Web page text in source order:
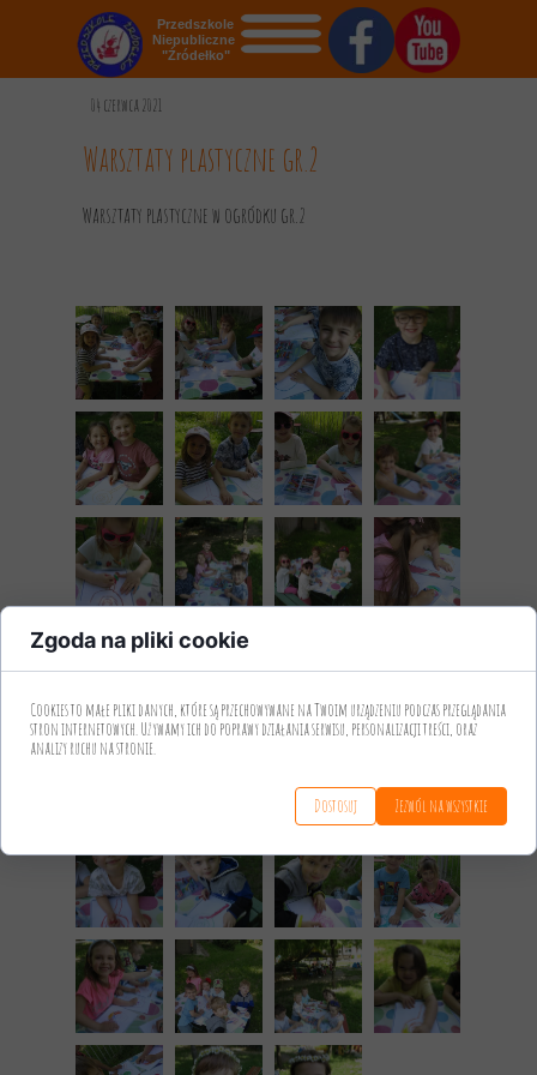
STRONA GŁÓWNA
REKRUTACJA
GALERIA
KONTAKT
DOKUMENTY
Przedszkole
Niepubliczne
"Źródełko"
04 czerwca 2021
Warsztaty plastyczne gr.2
Warsztaty plastyczne w ogródku gr.2
Zgoda na pliki cookie
Cookies to małe pliki danych, które są przechowywane na Twoim urządzeniu podczas przeglądania
stron internetowych. Używamy ich do poprawy działania serwisu, personalizacji treści, oraz
analizy ruchu na stronie.
Dostosuj Zezwól na wszystkie